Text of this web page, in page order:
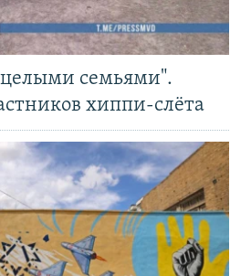
семьями".
хиппи-слёта